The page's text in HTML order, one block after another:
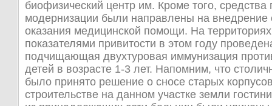
биофизический центр им. Кроме того,
модернизации были направлены на внедрение
оказания медицинской помощи. На
показателями привитости в этом году
подчищающая двухтуровая иммунизация
детей в возрасте 1-3 лет. Напомним, что
было принято решение о сносе старых
строительстве на данном участке земли